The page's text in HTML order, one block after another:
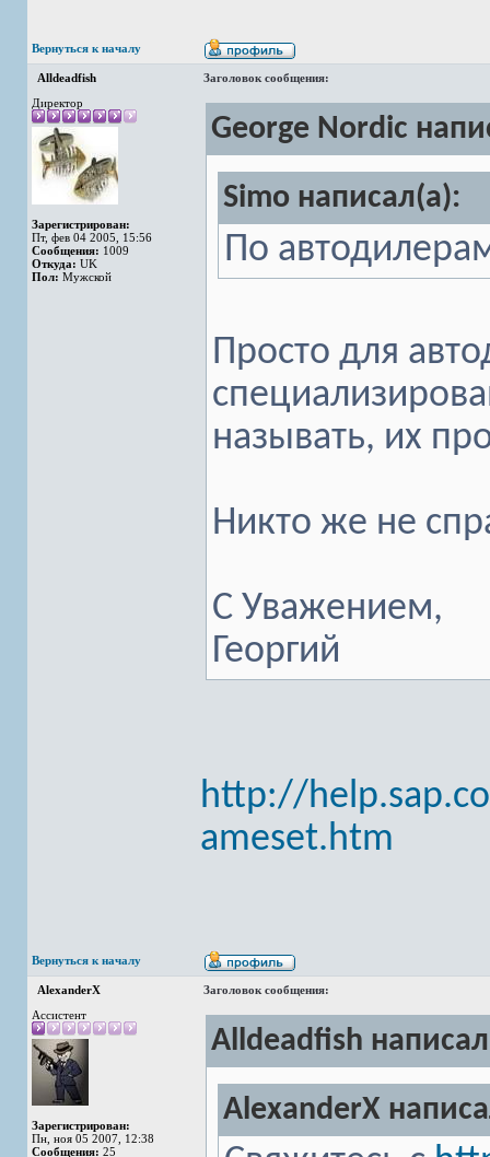
Вернуться к началу
Alldeadfish
Заголовок сообщения:
Директор
Зарегистрирован:
Пт, фев 04 2005, 15:56
Сообщения: 1009
Откуда: UK
Пол: Мужской
George Nordic
Simo написал(а):
По
Просто для
называть, их
Никто же не
С Уважением,
Георгий
http://
ameset.htm
Вернуться к началу
AlexanderX
Заголовок сообщения:
Ассистент
Зарегистрирован:
Пн, ноя 05 2007, 12:38
Сообщения: 25
Alldeadfish
AlexanderX